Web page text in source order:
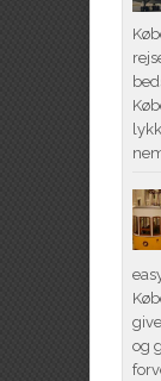
og